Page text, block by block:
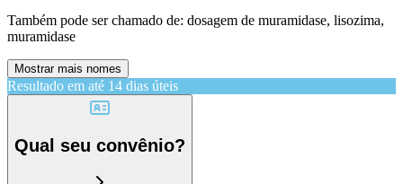
Também pode ser chamado de: dosagem de muramidase, lisozima,
muramidase
Mostrar mais nomes
Resultado em até 14 dias úteis
Qual seu convênio?